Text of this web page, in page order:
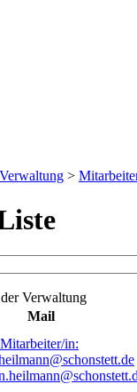
Verwaltung >
Verwaltung
Mail